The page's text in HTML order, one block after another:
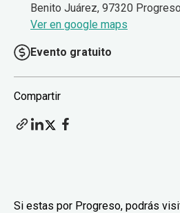
Benito Juárez, 97320
Ver en google maps
Evento gratuito
Compartir
Si estas por Progreso, podrás